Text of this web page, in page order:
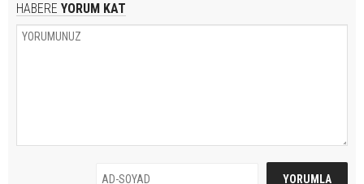
HABERE YORUM KAT